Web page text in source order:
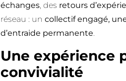
échanges, des retours
réseau : un collectif engagé,
d’entraide permanente.
Une expérience
convivialité